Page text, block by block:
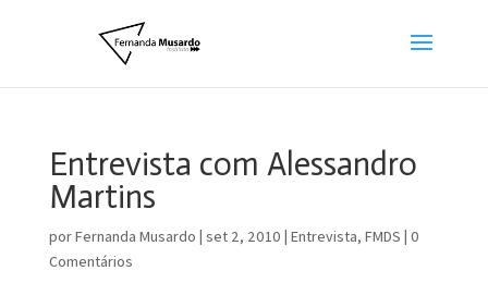
Entrevista com Alessandro
Martins
porFernanda Musardo | set 2, 2010 | Entrevista, FMDS | 0
Comentários